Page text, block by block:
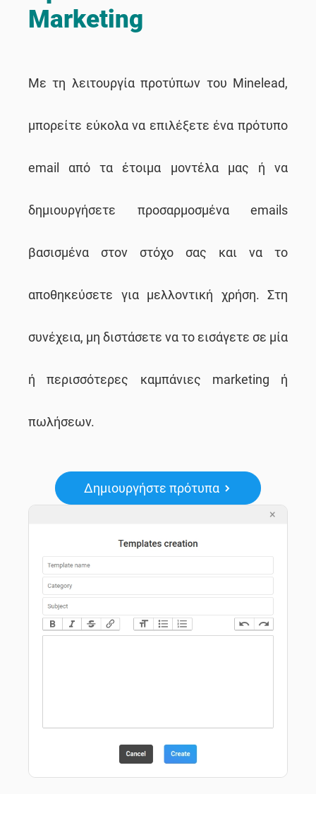
Marketing
Με τη λειτουργία προτύπων του Minelead,
μπορείτε εύκολα να επιλέξετε ένα πρότυπο
email από τα έτοιμα μοντέλα μας ή να
δημιουργήσετε προσαρμοσμένα emails
βασισμένα στον στόχο σας και να το
αποθηκεύσετε για μελλοντική χρήση. Στη
συνέχεια, μη διστάσετε να το εισάγετε σε μία
ή περισσότερες καμπάνιες marketing ή
πωλήσεων.
Δημιουργήστε πρότυπα